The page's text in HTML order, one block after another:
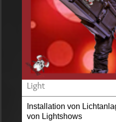
Light
Installation von
von Lightshows